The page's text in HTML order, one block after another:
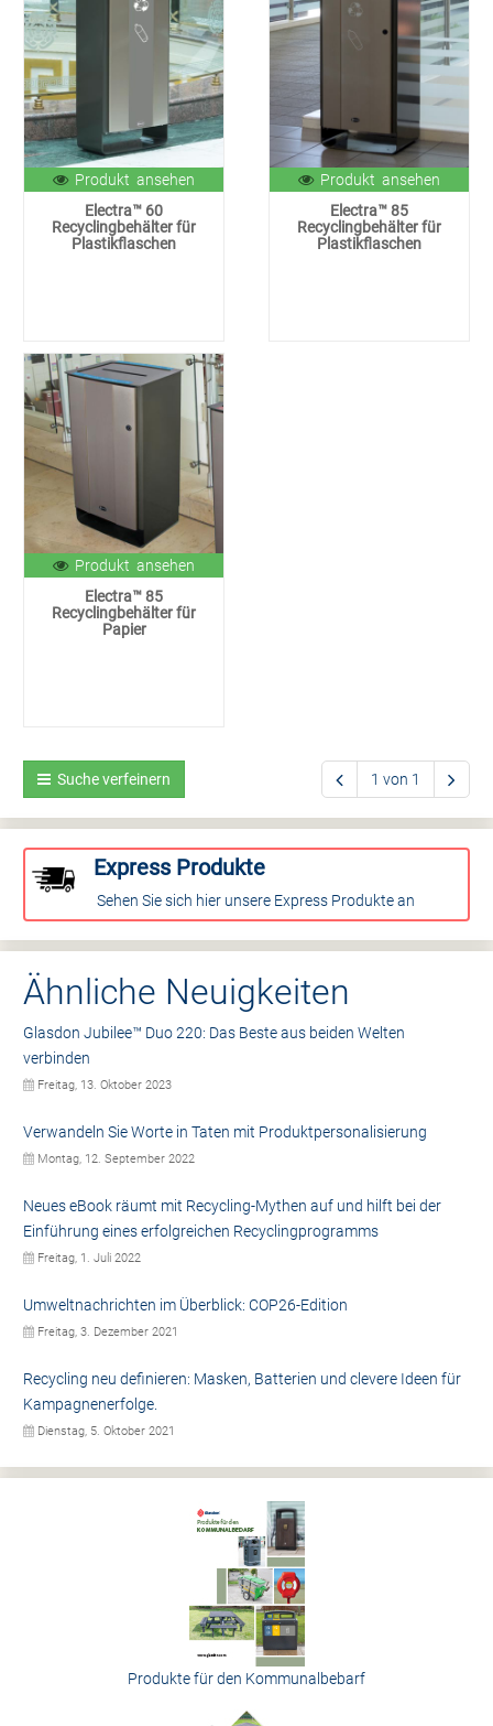
Produkt ansehen
Electra™ 60
Recyclingbehälter für
Plastikflaschen
Produkt ansehen
Electra™ 85
Recyclingbehälter für
Plastikflaschen
Produkt ansehen
Electra™ 85
Recyclingbehälter für
Papier
Suche verfeinern 1 von 1
Express Produkte
Sehen Sie sich hier unsere Express Produkte an
Ähnliche Neuigkeiten
Glasdon Jubilee™ Duo 220: Das Beste aus beiden Welten
verbinden
Freitag, 13. Oktober 2023
Verwandeln Sie Worte in Taten mit Produktpersonalisierung
Montag, 12. September 2022
Neues eBook räumt mit Recycling-Mythen auf und hilft bei der
Einführung eines erfolgreichen Recyclingprogramms
Freitag, 1. Juli 2022
Umweltnachrichten im Überblick: COP26-Edition
Freitag, 3. Dezember 2021
Recycling neu definieren: Masken, Batterien und clevere Ideen für
Kampagnenerfolge.
Dienstag, 5. Oktober 2021
Produkte für den Kommunalbebarf